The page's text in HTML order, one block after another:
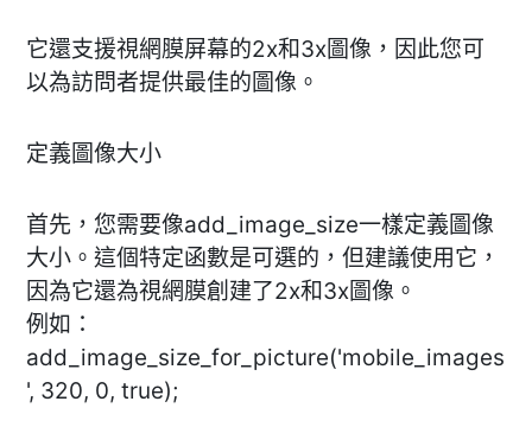
它還支援視網膜屏幕的2x和3x圖像，因此您可
以為訪問者提供最佳的圖像。
定義圖像大小
首先，您需要像add_image_size一樣定義圖像
大小。這個特定函數是可選的，但建議使用它，
因為它還為視網膜創建了2x和3x圖像。
例如：
add_image_size_for_picture('mobile_images
', 320, 0, true);